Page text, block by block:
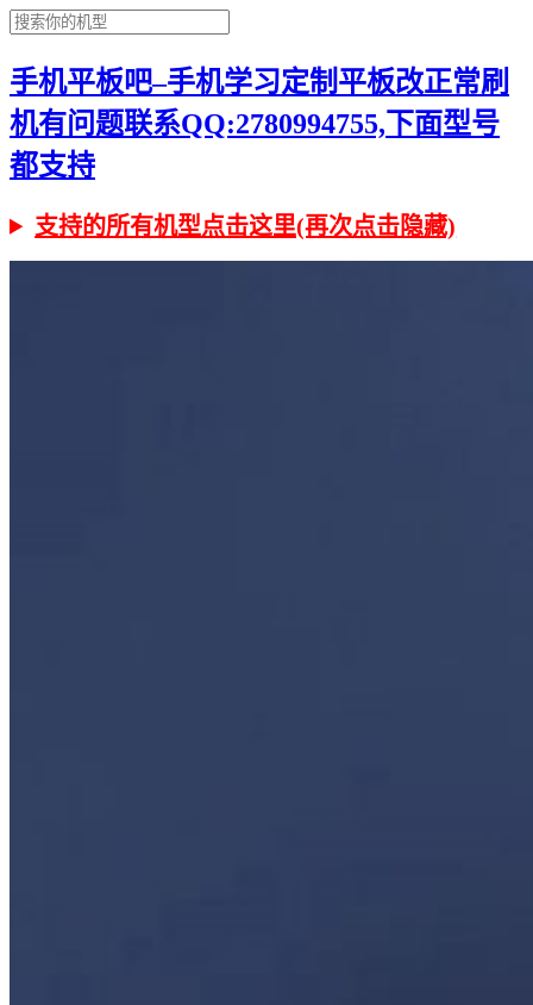
手机平板吧–手机学习定制平板改正常刷
机有问题联系QQ:2780994755,下面型号
都支持
支持的所有机型点击这里(再次点击隐藏)